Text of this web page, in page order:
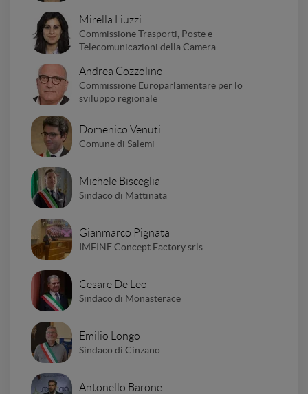
Mirella Liuzzi
Commissione Trasporti, Poste e
Telecomunicazioni della Camera
Andrea Cozzolino
Commissione Europarlamentare per lo
sviluppo regionale
Domenico Venuti
Comune di Salemi
Michele Bisceglia
Sindaco di Mattinata
Gianmarco Pignata
IMFINE Concept Factory srls
Cesare De Leo
Sindaco di Monasterace
Emilio Longo
Sindaco di Cinzano
Antonello Barone